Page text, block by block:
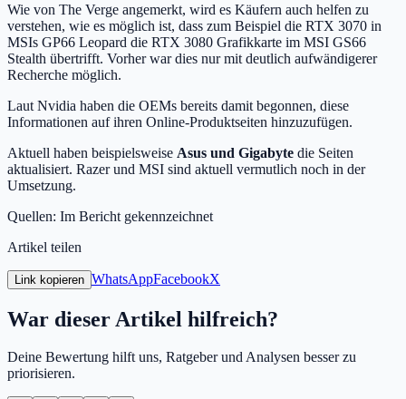
Wie von The Verge angemerkt, wird es Käufern auch helfen zu
verstehen, wie es möglich ist, dass zum Beispiel die RTX 3070 in
MSIs GP66 Leopard die RTX 3080 Grafikkarte im MSI GS66
Stealth übertrifft. Vorher war dies nur mit deutlich aufwändigerer
Recherche möglich.
Laut Nvidia haben die OEMs bereits damit begonnen, diese
Informationen auf ihren Online-Produktseiten hinzuzufügen.
Aktuell haben beispielsweise Asus und Gigabyte die Seiten
aktualisiert. Razer und MSI sind aktuell vermutlich noch in der
Umsetzung.
Quellen: Im Bericht gekennzeichnet
Artikel teilen
Link kopieren WhatsAppFacebookX
War dieser Artikel hilfreich?
Deine Bewertung hilft uns, Ratgeber und Analysen besser zu
priorisieren.